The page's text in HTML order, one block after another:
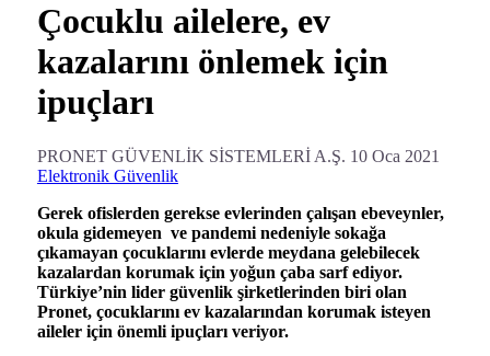
Çocuklu ailelere, ev
kazalarını önlemek için
ipuçları
PRONET GÜVENLİK SİSTEMLERİ A.Ş. 10 Oca 2021
Elektronik Güvenlik
Gerek ofislerden gerekse evlerinden çalışan ebeveynler,
okula gidemeyen ve pandemi nedeniyle sokağa
çıkamayan çocuklarını evlerde meydana gelebilecek
kazalardan korumak için yoğun çaba sarf ediyor.
Türkiye’nin lider güvenlik şirketlerinden biri olan
Pronet, çocuklarını ev kazalarından korumak isteyen
aileler için önemli ipuçları veriyor.